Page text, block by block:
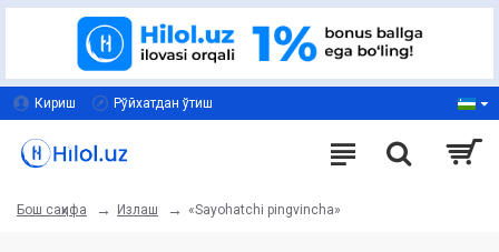
Кириш Рўйхатдан ўтиш
Бош саҳифа Излаш «Sayohatchi pingvincha»